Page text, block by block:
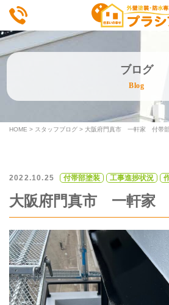
ブログ
Blog
HOME > スタッフブログ > 大阪府門真市 一軒家 付帯
2022.10.25 付帯部塗装 工事進捗状況
大阪府門真市 一軒家